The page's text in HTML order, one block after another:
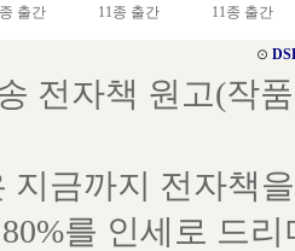
출간
11종 출간
11종 출간
⊙
전자책 원고(작
지금까지 전자책
80%를 인세로 드